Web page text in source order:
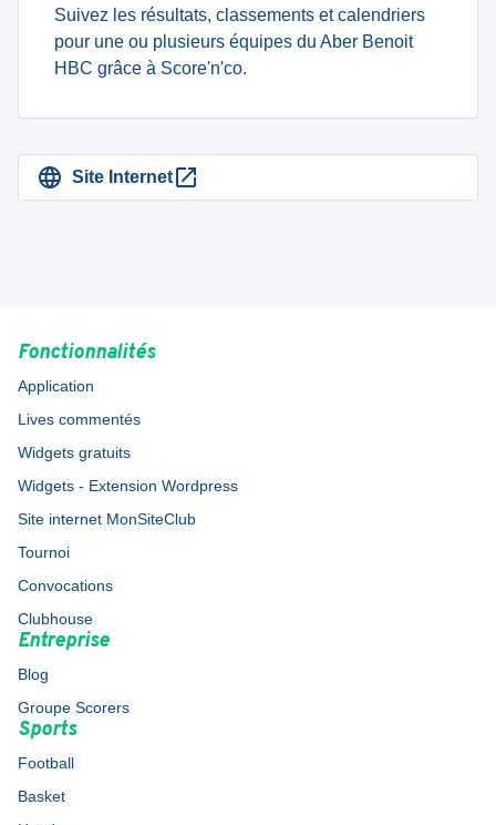
Suivez les résultats, classements et calendriers
pour une ou plusieurs équipes du Aber Benoit
HBC grâce à Score'n'co.
Site Internet
Fonctionnalités
Application
Lives commentés
Widgets gratuits
Widgets - Extension Wordpress
Site internet MonSiteClub
Tournoi
Convocations
Clubhouse
Entreprise
Blog
Groupe Scorers
Sports
Football
Basket